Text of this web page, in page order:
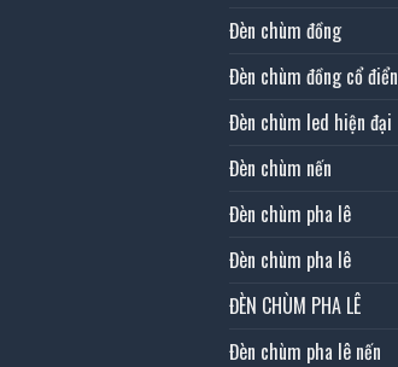
Đèn chùm đồng
Đèn chùm đồng cổ điển
Đèn chùm led hiện đại
Đèn chùm nến
Đèn chùm pha lê
Đèn chùm pha lê
ĐÈN CHÙM PHA LÊ
Đèn chùm pha lê nến